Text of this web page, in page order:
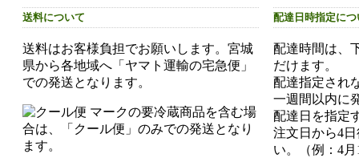
送料について
送料はお客様負担でお願いします。宮城
県から各地域へ「ヤマト運輸の宅急便」
での発送となります。
マークの要冷蔵商品を含む場
合は、「クール便」のみでの発送となり
ます。
配達日時指定につ
配達時間は、
だけます。
配達指定され
一週間以内に
配達日を指定
注文日から4
い。（例：4